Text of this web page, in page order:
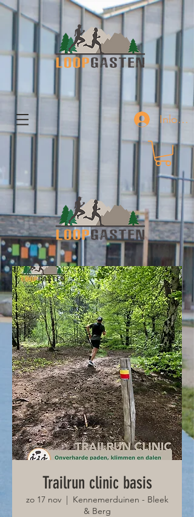
Trailrun clinic basis
zo 17 nov
  |
Kennemerduinen - Bleek
& Berg